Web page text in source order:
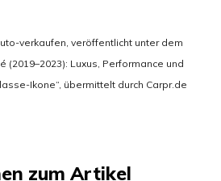
verkaufen, veröffentlicht unter dem
(2019–2023): Luxus, Performance und
Ikone“, übermittelt durch Carpr.de
zum Artikel